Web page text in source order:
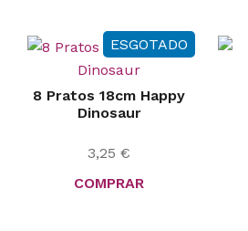
ESGOTADO
8 Pratos 18cm Happy
Dinosaur
3,25 €
COMPRAR